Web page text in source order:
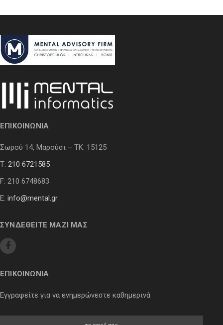
ΕΠΙΚΟΙΝΩΝΙΑ
Σωρού 14, Μαρούσι – ΤΚ: 15125
Τ: 210 6721585
F: 210 6748683
E: info@mental.gr
ΣΥΝΔΕΘΕΙΤΕ ΜΑΖΙ ΜΑΣ
ΕΠΙΚΟΙΝΩΝΙΑ
Εγγραφείτε για να ενημερώνεστε καθημερινά